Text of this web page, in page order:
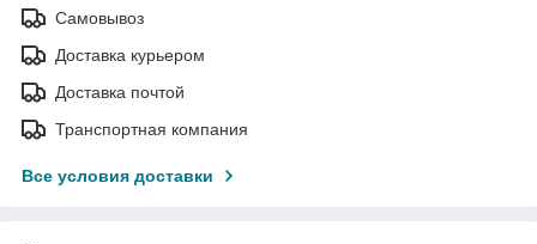
Самовывоз
Доставка курьером
Доставка почтой
Транспортная компания
Все условия доставки